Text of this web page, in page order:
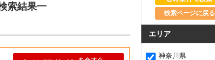
索結果一
検索ページに戻る
エリア
神奈川県